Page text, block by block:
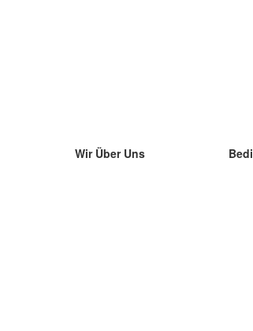
Wir Über Uns